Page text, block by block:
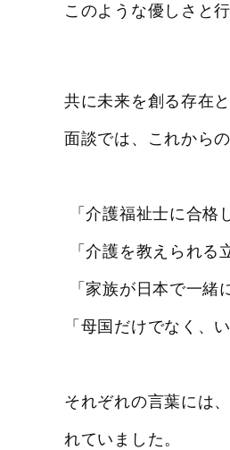
このような優しさと
共に未来を創る存在
面談では、これから
「介護福祉士に合格
「介護を教えられる
「家族が日本で一緒
「母国だけでなく、
それぞれの言葉には
れていました。